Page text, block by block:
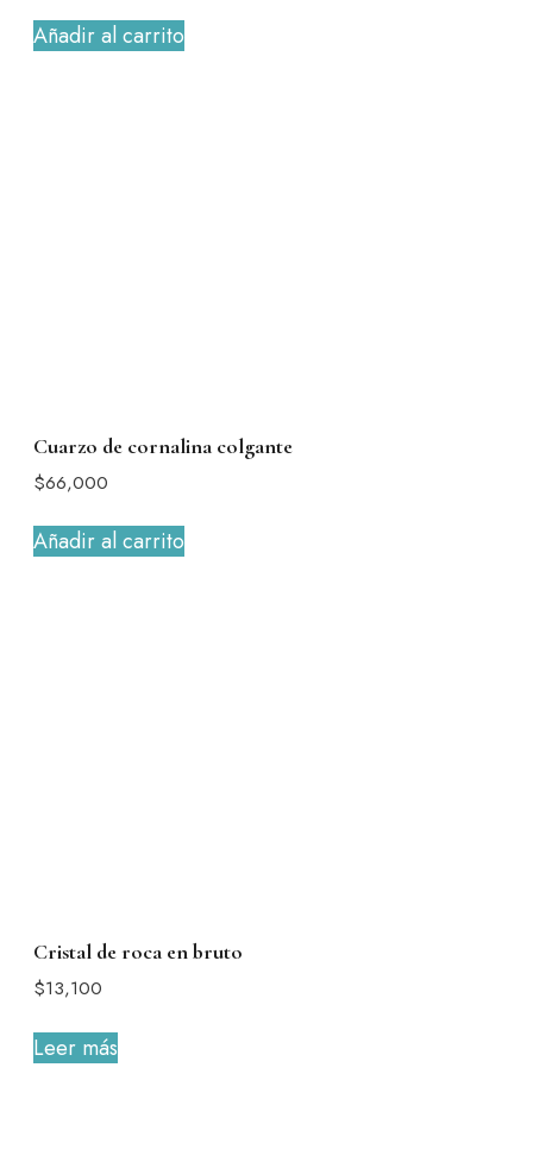
Añadir al carrito
Cuarzo de cornalina colgante
$66,000
Añadir al carrito
Cristal de roca en bruto
$13,100
Leer más